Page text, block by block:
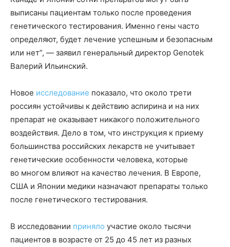
выписаны пациентам только после проведения
генетического тестирования. Именно гены часто
определяют, будет лечение успешным и безопасным
или нет”, — заявил генеральный директор Genotek
Валерий Ильинский.
Новое исследование показало, что около трети
россиян устойчивы к действию аспирина и на них
препарат не оказывает никакого положительного
воздействия. Дело в том, что инструкция к приему
большинства российских лекарств не учитывает
генетические особенности человека, которые
во многом влияют на качество лечения. В Европе,
США и Японии медики назначают препараты только
после генетического тестирования.
В исследовании приняло участие около тысячи
пациентов в возрасте от 25 до 45 лет из разных